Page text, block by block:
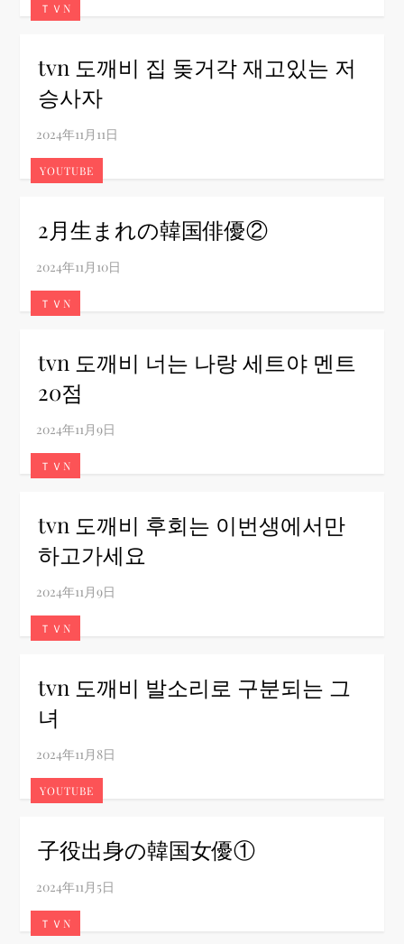
ＴＶN
tvn 도깨비 집 돚거각 재고있는 저
승사자
YOUTUBE
2月生まれの韓国俳優②
ＴＶN
tvn 도깨비 너는 나랑 세트야 멘트
20점
ＴＶN
tvn 도깨비 후회는 이번생에서만
하고가세요
ＴＶN
tvn 도깨비 발소리로 구분되는 그
녀
YOUTUBE
子役出身の韓国女優①
ＴＶN